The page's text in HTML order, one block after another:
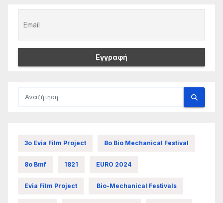
3ο Evia Film Project 8ο Bio Mechanical Festival
8ο Bmf 1821 EURO 2024
Evia Film Project Bio-Mechanical Festivals